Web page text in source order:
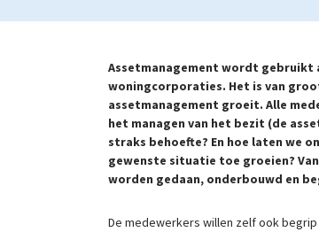
Assetmanagement wordt gebruikt
woningcorporaties. Het is van
assetmanagement groeit. Alle
het managen van het bezit (de
straks behoefte? En hoe laten we
gewenste situatie toe groeien?
worden gedaan, onderbouwd en
De medewerkers willen zelf ook